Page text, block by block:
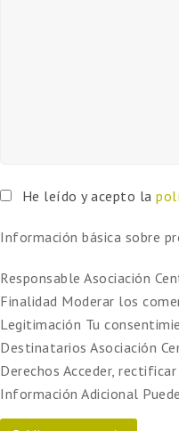
He leído y acepto la
Información básica sobre
Responsable Asociación
Finalidad Moderar los
Legitimación Tu
Destinatarios Asociación
Derechos Acceder,
Información Adicional